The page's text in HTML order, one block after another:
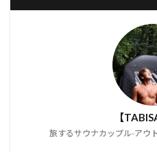
【
旅するサウナカップル-アウ